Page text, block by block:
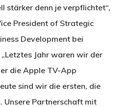
stärker denn je verpflichtet“,
President of Strategic
Development bei
Jahr waren wir der
die Apple TV-App
sind wir die ersten, die
Unsere Partnerschaft mit